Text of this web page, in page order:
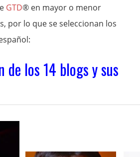
GTD® en mayor o menor
por lo que se seleccionan los
de los 14 blogs y sus